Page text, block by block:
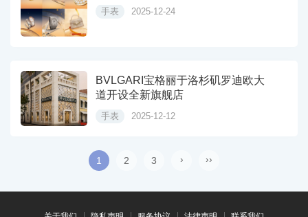
手表 2025-12-24
BVLGARI宝格丽于洛杉矶罗迪欧大
道开设全新旗舰店
手表 2025-12-12
1 2 3 › ››